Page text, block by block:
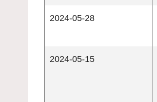
2024-05-28
2024-05-15